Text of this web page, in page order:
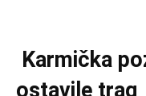
Karmička
ostavile trag